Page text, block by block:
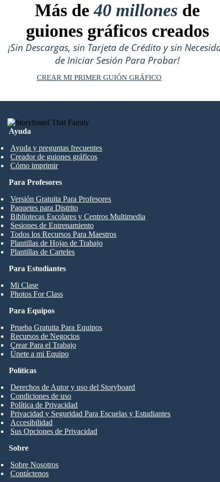
Más de40 millones de
guiones gráficos creados
¡Sin Descargas, sin Tarjeta de Crédito y sin
de Iniciar Sesión Para Probar!
CREAR MI PRIMER GUIÓN GRÁFICO
Ayuda
Ayuda y preguntas frecuentes
Creador de guiones gráficos
Cómo imprimir
Para Estudiantes
Mi Clase
Photos For Class
Para Profesores
Versión Gratuita Para Profesores
Paquetes para Distrito
Bibliotecas Escolares y Centros Multimedia
Sesiones de Entrenamiento
Todos los Recursos Para Maestros
Plantillas de Hojas de Trabajo
Plantillas de Carteles
Para Equipos
Prueba Gratuita Para Equipos
Recursos de Negocios
Crear Para el Trabajo
Únete a mi Equipo
Sobre
Sobre Nosotros
Contáctenos
Políticas
Derechos de Autor y uso del Storyboard
Condiciones de uso
Política de Privacidad
Privacidad y Seguridad Para Escuelas y Estudiantes
Accesibilidad
Sus Opciones de Privacidad